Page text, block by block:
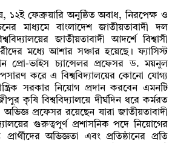
১২ই ফেব্রুয়ারি অনুষ্ঠিত অবাধ, নিরপেক্ষ ও
মাধ্যমে বাংলাদেশ জাতীয়তাবাদী দল
জাতীয়তাবাদী আদর্শে বিশ্বাসী
মধ্যে আশার সঞ্চার হয়েছে। ফ্যাসিস্ট
প্রো-ভাইস চ্যান্সেলর প্রফেসর ড. ময়নুল
করে এ বিশ্ববিদ্যালয়ের কোনো যোগ্য
সরকার নিয়োগ প্রদান করবেন এমনটি
কৃষি বিশ্ববিদ্যালয়ে দীর্ঘদিন ধরে কর্মরত
প্রফেসর রয়েছেন যারা জাতীয়তাবাদী
গুরুত্বপূর্ণ প্রশাসনিক পদে নিয়োগের
অভিজ্ঞতা এবং প্রতিষ্ঠানের প্রতি